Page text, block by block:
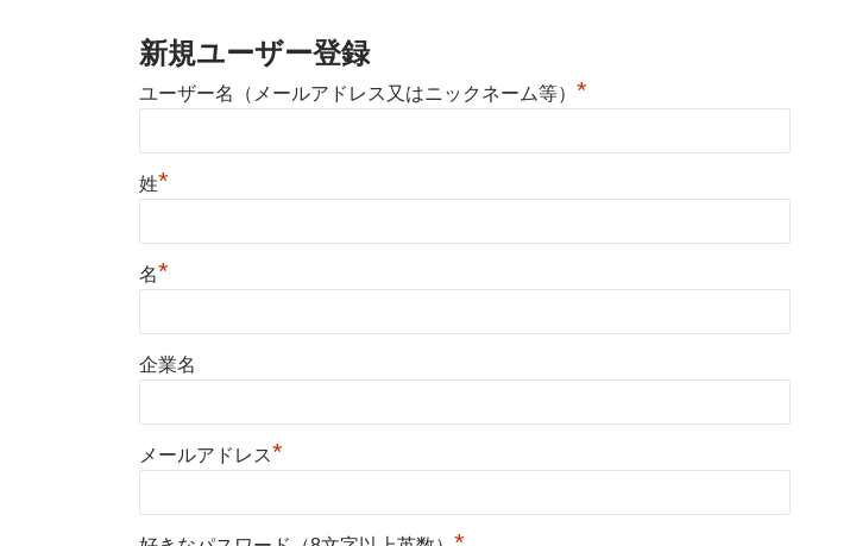
新規ユーザー登録
ユーザー名（メールアドレス又はニックネーム等） *
姓*
名*
企業名
メールアドレス*